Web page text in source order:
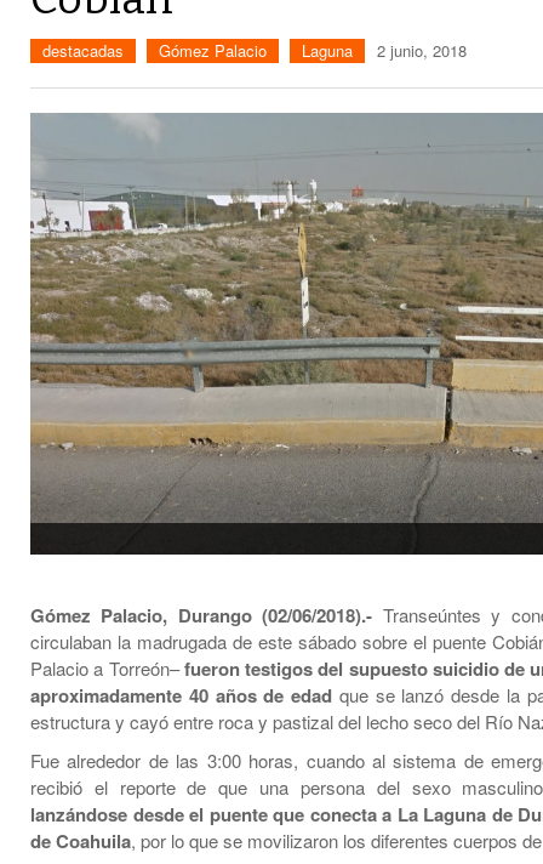
destacadas Gómez Palacio Laguna 2 junio, 2018
Gómez Palacio, Durango (02/06/2018).- Transeúntes y
circulaban la madrugada de este sábado sobre el puente
Palacio a Torreón–fueron testigos del supuesto suicidio de
aproximadamente 40 años de edad que se lanzó desde la
estructura y cayó entre roca y pastizal del lecho seco del Río
Fue alrededor de las 3:00 horas, cuando al sistema de
recibió el reporte de que una persona del sexo masculino
lanzándose desde el puente que conecta a La Laguna de
de Coahuila, por lo que se movilizaron los diferentes cuerpos